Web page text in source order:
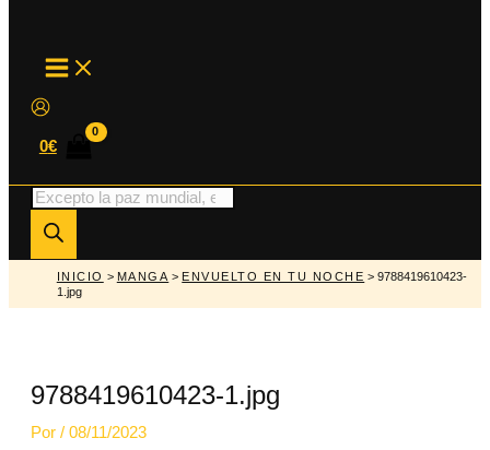
MAIN
MENU
0€
Búsqueda
de
productos
INICIO > MANGA > ENVUELTO EN TU NOCHE > 9788419610423-
1.jpg
9788419610423-1.jpg
Por / 08/11/2023